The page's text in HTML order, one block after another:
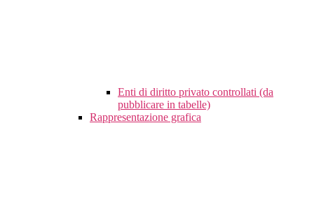
Enti di diritto privato controllati (da
pubblicare in tabelle)
Rappresentazione grafica